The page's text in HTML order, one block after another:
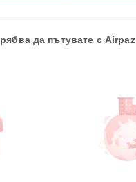
да пътувате с Airpaz